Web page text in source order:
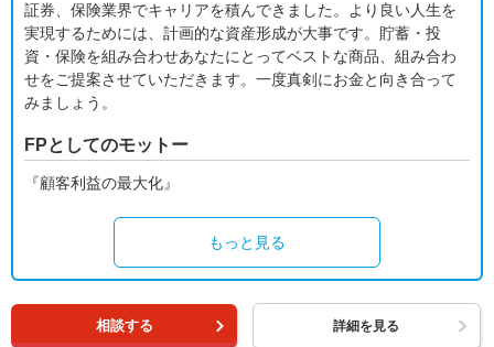
証券、保険業界でキャリアを積んできました。より良い人生を
実現するためには、計画的な資産形成が大事です。貯蓄・投
資・保険を組み合わせあなたにとってベストな商品、組み合わ
せをご提案させていただきます。一度真剣にお金と向き合って
みましょう。
FPとしてのモットー
『顧客利益の最大化』
もっと見る
相談する 詳細を見る